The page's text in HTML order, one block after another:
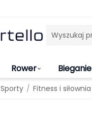
Rower Bieganie
Sporty / Fitness i siłownia